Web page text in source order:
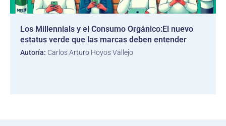
Los Millennials y el Consumo Orgánico:El nuevo
estatus verde que las marcas deben entender
Autoría: Carlos Arturo Hoyos Vallejo